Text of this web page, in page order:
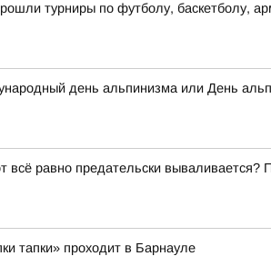
турниры по футболу, баскетболу,
день альпинизма или День
всё равно предательски
тапки» проходит в Барнауле